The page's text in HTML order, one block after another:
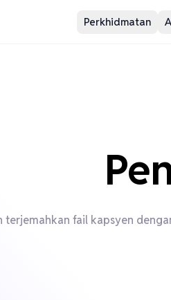
Perkhidmatan
terjemahkan fail kapsyen